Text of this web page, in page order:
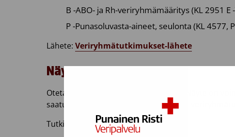
B -ABO- ja Rh-veriryhmämääritys (KL 2951 E
P -Punasoluvasta-aineet, seulonta (KL 4577,
Lähete: Veriryhmätutkimukset-lähete
Näyte 2
Otetaan 1-2 vrk ennen toimenpidettä. Näyte on
saatua tulosta verrataan aikaisempaan
Tutkimukset: